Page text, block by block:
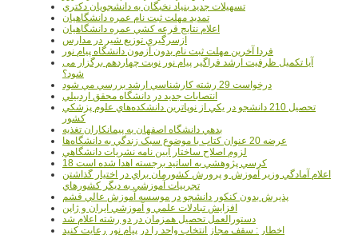
تسهيلات جديد بنياد نخبگان به دانشجويان دکتري
تمديد مهلت ثبت نام عمره دانشگاهيان
اعلام نتايج قرعه کشي عمره دانشگاهيان
ازسرگيري توزيع شير در مدارس
فردا آخرین مهلت ثبت نام بدون آزمون دانشگاه پیام نور
آیا تکمیل ظرفیت ارشد فراگیر پیام نور نوبت چهاردهم برگزار می
شود؟
درخواست 29 رشته کارشناسي ارشد بررسي مي شود
انتصابات جديد در دانشگاه محقق اردبيلي
تحصيل 210 دانشجو در يکي از نوپاترين دانشکده‌هاي علوم پزشکي
کشور
بدهي دانشگاه اصفهان به پيمانکاران تغذيه
عرضه 20 عنوان کتاب با موضوع سبک زندگي به دانشگاه‌ها
لزوم اصلاح ساختار آيين نامه نشريات دانشگاهي
18 کرسي پژوهشي به اساتيد برجسته اهدا شده است
اعلام آمادگي وزير آموزش و پرورش کشورمان براي در اختيار گذاشتن
تجربيات آموزشي به ديگر کشورهاي
پذيرش بدون کنکور دانشجو در موسسه آموزش عالي قشم
افزايش تبادلات علمي و آموزشي ايران و ژاپن
دستورالعمل تحصیل همزمان در دو رشته اعلام شد
اخطار : سقف مجاز انتخاب واحد را در پیام نور رعایت کنید